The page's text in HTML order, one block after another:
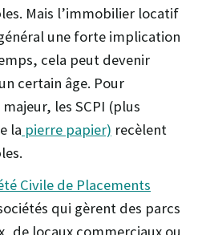
Mais l’immobilier locatif
une forte implication
cela peut devenir
certain âge. Pour
les SCPI (plus
la pierre papier) recèlent
Civile de Placements
qui gèrent des parcs
de locaux commerciaux ou